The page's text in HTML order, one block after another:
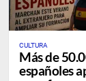
CULTURA
Más de
españoles